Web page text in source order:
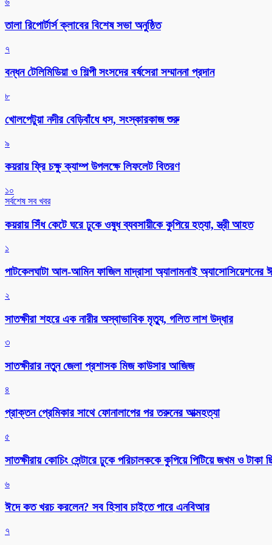
‎তালা রিপোর্টার্স ক্লাবের বিশেষ সভা অনুষ্ঠিত
৭
বন্ধন টেলিমিডিয়া ও শিল্পী সংসদের বর্ষসেরা সম্মাননা প্রদান
৮
খোলপেটুয়া নদীর বেড়িবাঁধে ধস, সংস্কারকাজ শুরু
৯
কয়রায় ফ্রি চক্ষু ক্যাম্প উপলক্ষে লিফলেট বিতরণ
১০
সর্বশেষ সব খবর
কয়রায় সিঁধ কেটে ঘরে ঢুকে ওষুধ ব্যবসায়ীকে কুপিয়ে হত্যা, স্ত্রী আহত
১
পাটকেলঘাটা আল-আমিন ফাজিল মাদ্রাসা অ্যালামনাই অ্যাসোসিয়েশনের
২
সাতক্ষীরা শহরে এক নারীর অস্বাভাবিক মৃত্যু, গলিত লাশ উদ্ধার
৩
সাতক্ষীরার নতুন জেলা প্রশাসক মিজ কাউসার আজিজ
৪
প্রাক্তন প্রেমিকার সাথে ফোনালাপের পর তরুনের আত্মহত্যা
৫
সাতক্ষীরায় কোচিং সেন্টারে ঢুকে পরিচালককে কুপিয়ে পিটিয়ে জখম ও টাকা
৬
ঈদে কত খরচ করলেন? সব হিসাব চাইতে পারে এনবিআর
৭